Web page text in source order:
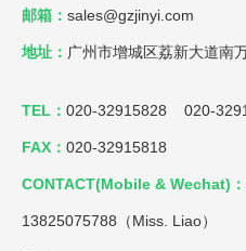
邮箱： sales@gzjinyi.com
地址： 广州市增城区荔新大道南
TEL： 020-32915828 020-
FAX： 020-32915818
CONTACT(Mobile & Wechat)：
13825075788（Miss. Liao）